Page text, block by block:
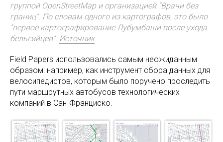
группой OpenStreetMap и организацией "Врачи без
границ". По словам одного из картографов, это было
"первое картографирование Лубумбаши после ухода
бельгийцев". Источник
Field Papers использовались самым неожиданным
образом: например, как инструмент сбора данных для
велосипедистов, которым было поручено проследить
пути маршрутных автобусов технологических
компаний в Сан-Франциско.